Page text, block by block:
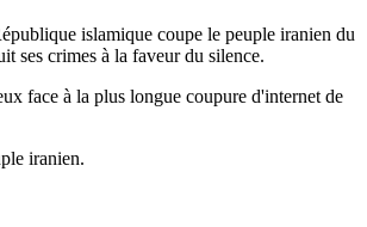
islamique coupe le peuple iranien du
ses crimes à la faveur du silence.
face à la plus longue coupure d'internet de
iranien.